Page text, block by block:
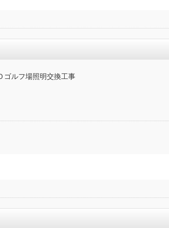
ルフ場照明交換工事